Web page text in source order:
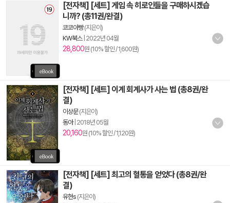
[전자책] [세트] 게임 속 히로인들을 구매하시겠습
니까? (총11권/완결)
코코아빵(지은이)
KW북스| 2022년 04월
28,800원 (10% 할인 / 1,600원)
[전자책] [세트] 이계 회계사가 사는 법 (총8권/완
결)
이상문(지은이)
동아| 2018년 05월
20,160원 (10% 할인 / 1,120원)
[전자책] [세트] 최고의 혈통을 얻었다 (총8권/완
결)
유현s (지은이)